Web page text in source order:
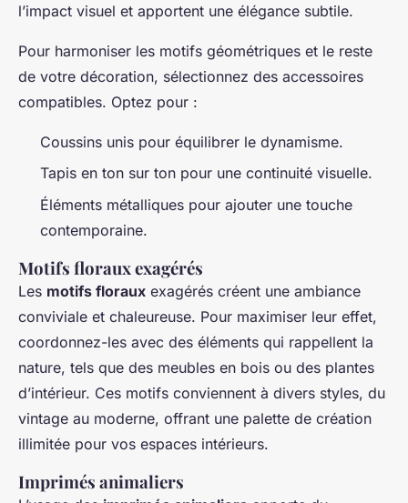
l’impact visuel et apportent une élégance subtile.
Pour harmoniser les motifs géométriques et le reste
de votre décoration, sélectionnez des accessoires
compatibles. Optez pour :
Coussins unis pour équilibrer le dynamisme.
Tapis en ton sur ton pour une continuité visuelle.
Éléments métalliques pour ajouter une touche
contemporaine.
Motifs floraux exagérés
Les motifs floraux exagérés créent une ambiance
conviviale et chaleureuse. Pour maximiser leur effet,
coordonnez-les avec des éléments qui rappellent la
nature, tels que des meubles en bois ou des plantes
d’intérieur. Ces motifs conviennent à divers styles, du
vintage au moderne, offrant une palette de création
illimitée pour vos espaces intérieurs.
Imprimés animaliers